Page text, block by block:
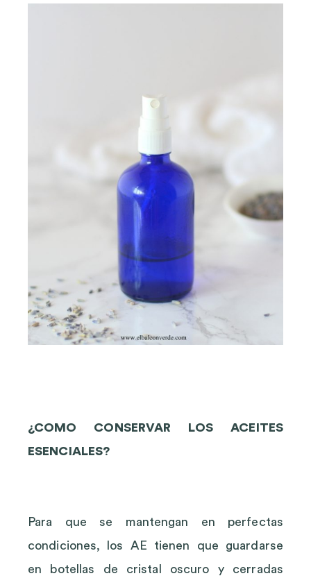
¿COMO CONSERVAR LOS ACEITES
ESENCIALES?
Para que se mantengan en perfectas
condiciones, los AE tienen que guardarse
en botellas de cristal oscuro y cerradas